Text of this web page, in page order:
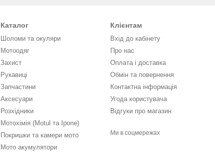
Каталог
Шоломи та окуляри
Мотоодяг
Захист
Рукавиці
Запчастини
Аксесуари
Розхідники
Мотохімія (Motul та Ipone)
Покришки та камери мото
Мото акумулятори
Клієнтам
Вхід до кабінету
Про нас
Оплата і доставка
Обмін та повернення
Контактна інформація
Угода користувача
Відгуки про магазин
Ми в соцмережах